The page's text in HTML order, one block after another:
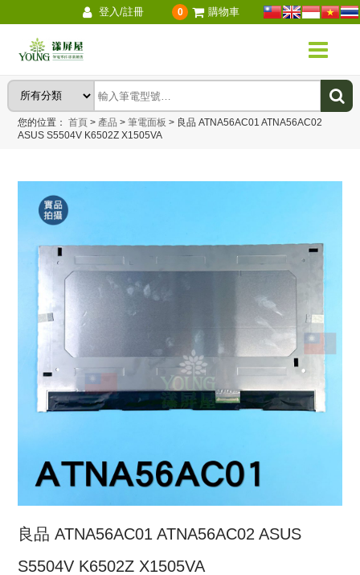
登入/註冊 0 購物車
您的位置：首頁 > 產品 > 筆電面板 > 良品 ATNA56AC01 ATNA56AC02
ASUS S5504V K6502Z X1505VA
良品 ATNA56AC01 ATNA56AC02 ASUS
S5504V K6502Z X1505VA